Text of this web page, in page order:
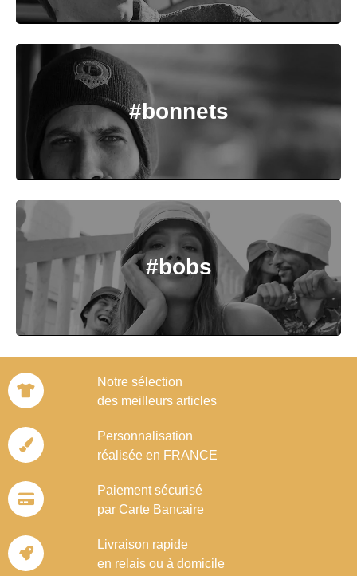
#bonnets
#bobs
Notre sélection
des meilleurs articles
Personnalisation
réalisée en FRANCE
Paiement sécurisé
par Carte Bancaire
Livraison rapide
en relais ou à domicile